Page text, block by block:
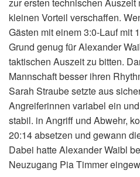
kleinen Vorteil verschaffen.
Gästen mit einem 3:0-Lauf mit
Grund genug für Alexander
taktischen Auszeit zu bitten.
Mannschaft besser ihren
Sarah Straube setzte aus
Angreiferinnen variabel ein
stabil. in Angriff und Abwehr,
20:14 absetzen und gewann
Dabei hatte Alexander Waibl
Neuzugang Pia Timmer